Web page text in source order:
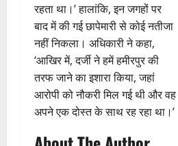
रहता था।’ हालांकि, इन जगहों पर
बाद में की गई छापेमारी से कोई नतीजा
नहीं निकला। अधिकारी ने कहा,
‘आखिर में, दर्जी ने हमें हमीरपुर की
तरफ जाने का इशारा किया, जहां
आरोपी को नौकरी मिल गई थी और वह
अपने एक दोस्त के साथ रह रहा था।’